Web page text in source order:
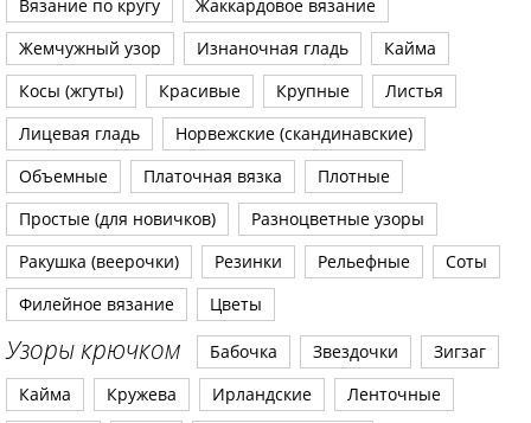
Вязание по кругу
Жаккардовое вязание
Жемчужный узор
Изнаночная гладь
Кайма
Косы (жгуты)
Красивые Крупные
Листья
Лицевая гладь
Норвежские (скандинавские)
Объемные
Платочная вязка
Плотные
Простые (для новичков)
Разноцветные узоры
Ракушка (веерочки)
Резинки Рельефные
Соты
Филейное вязание
Цветы
Узоры крючком Бабочка Звездочки
Зигзаг
Кайма
Кружева Ирландские
Ленточные